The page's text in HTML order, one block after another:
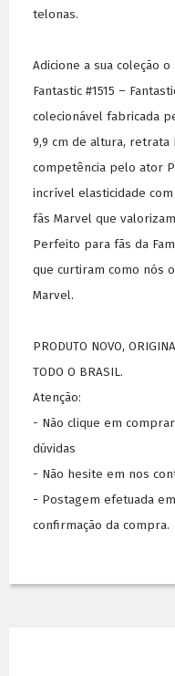
telonas.
Adicione a sua coleção
Fantastic #1515 –
colecionável fabricada
9,9 cm de altura,
competência pelo ator
incrível elasticidade
fãs Marvel que
Perfeito para fãs da
que curtiram como nós
Marvel.
PRODUTO NOVO,
TODO O BRASIL.
Atenção:
- Não clique em
dúvidas
- Não hesite em nos
- Postagem efetuada
confirmação da compra.